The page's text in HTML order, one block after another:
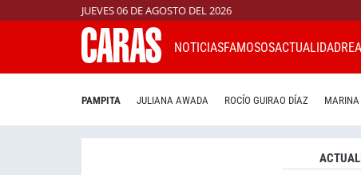
JUEVES 06 DE AGOSTO DEL 2026
NOTICIASFAMOSOSACTUALIDAD
PAMPITA JULIANA AWADA ROCÍO GUIRAO DÍAZ MARINA